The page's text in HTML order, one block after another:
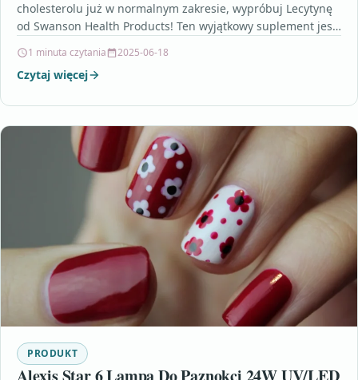
cholesterolu już w normalnym zakresie, wypróbuj Lecytynę
od Swanson Health Products! Ten wyjątkowy suplement jest
1 minuta czytania 2025-06-18
Czytaj więcej
PRODUKT